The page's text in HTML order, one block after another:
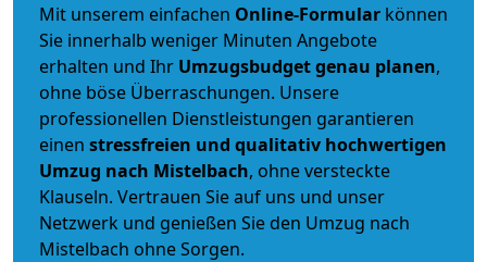
Mit unserem einfachen Online-Formular können
Sie innerhalb weniger Minuten Angebote
erhalten und Ihr Umzugsbudgetgenau planen,
ohne böse Überraschungen. Unsere
professionellen Dienstleistungen garantieren
einen stressfreien und qualitativ hochwertigen
Umzug nach Mistelbach, ohne versteckte
Klauseln. Vertrauen Sie auf uns und unser
Netzwerk und genießen Sie den Umzug nach
Mistelbach ohne Sorgen.